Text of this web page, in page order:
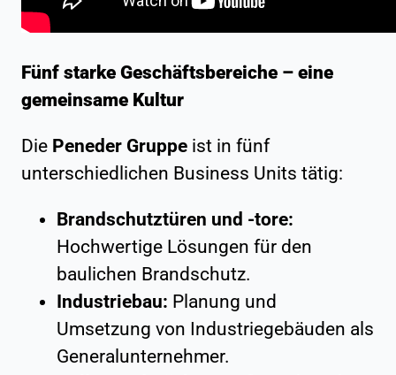
Fünf starke Geschäftsbereiche – eine
gemeinsame Kultur
Die Peneder Gruppe ist in fünf
unterschiedlichen Business Units tätig:
Brandschutztüren und -tore:
Hochwertige Lösungen für den
baulichen Brandschutz.
Industriebau: Planung und
Umsetzung von Industriegebäuden als
Generalunternehmer.